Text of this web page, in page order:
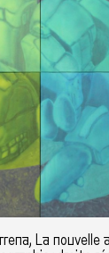
La nouvelle